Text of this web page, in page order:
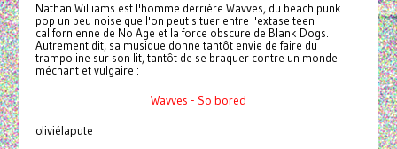
Nathan Williams est l'homme derrière Wavves, du beach punk
pop un peu noise que l'on peut situer entre l'extase teen
californienne de No Age et la force obscure de Blank Dogs.
Autrement dit, sa musique donne tantôt envie de faire du
trampoline sur son lit, tantôt de se braquer contre un monde
méchant et vulgaire :
Wavves - So bored
oliviélapute